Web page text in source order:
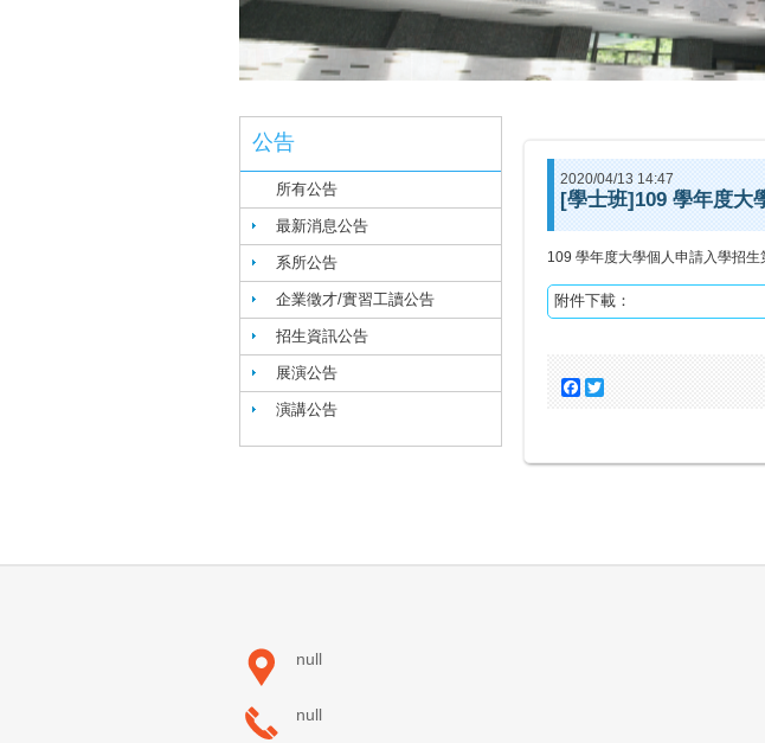
公告
所有公告
最新消息公告
系所公告
企業徵才/實習工讀公告
招生資訊公告
展演公告
演講公告
2020/04/13 14:47
[學士班]109 學年度大
109 學年度大學個人申請入學招
附件下載：
Facebook
null
null